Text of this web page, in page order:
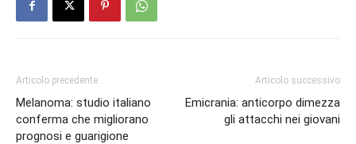
Articolo precedente
Melanoma: studio italiano
conferma che migliorano
prognosi e guarigione
Articolo successivo
Emicrania: anticorpo dimezza
gli attacchi nei giovani